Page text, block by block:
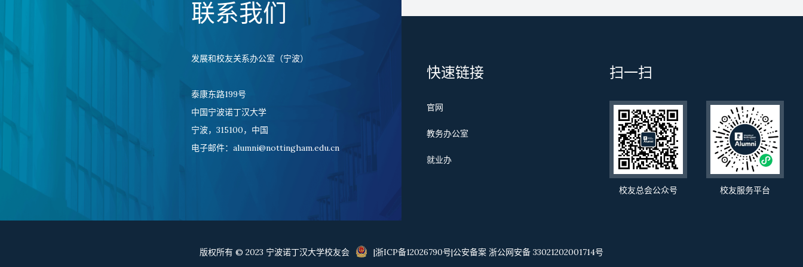
联系我们
发展和校友关系办公室（宁波）
泰康东路199号
中国宁波诺丁汉大学
宁波，315100，中国
电子邮件：alumni@nottingham.edu.cn
快速链接
官网
教务办公室
就业办
扫一扫
校友总会公众号 校友服务平台
版权所有 © 2023 宁波诺丁汉大学校友会 |浙ICP备12026790号|公安备案 浙公网安备 33021202001714号